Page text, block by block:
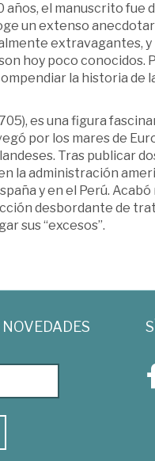
años, el manuscrito
un extenso
extravagantes, y
hoy poco conocidos.
la historia de
es una figura
por los mares de
Tras publicar
la administración
y en el Perú.
desbordante de
sus “excesos”.